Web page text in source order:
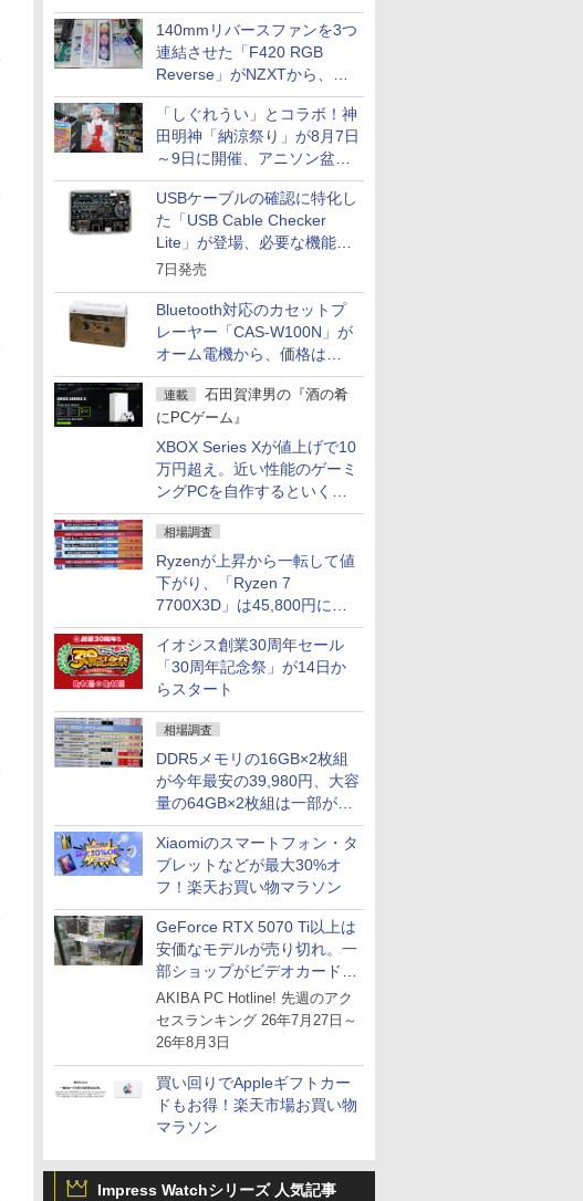
発売、計8製品
140mmリバースファンを3つ
連結させた「F420 RGB
Reverse」がNZXTから、単
一フレーム採用
「しぐれうい」とコラボ！神
田明神「納涼祭り」が8月7日
～9日に開催、アニソン盆踊
りや屋台グルメなどもあり
USBケーブルの確認に特化し
た「USB Cable Checker
Lite」が登場、必要な機能を
凝縮しコンパクトに
7日発売
Bluetooth対応のカセットプ
レーヤー「CAS-W100N」が
オーム電機から、価格は
5,940円
連載
石田賀津男の『酒の肴
にPCゲーム』
XBOX Series Xが値上げで10
万円超え。近い性能のゲーミ
ングPCを自作するといくら
になる？
相場調査
Ryzenが上昇から一転して値
下がり、「Ryzen 7
7700X3D」は45,800円に急
落し「Ryzen 7 7800X3D」
との価格逆転解消 [8月前半の
CPU価格]
イオシス創業30周年セール
「30周年記念祭」が14日か
らスタート
相場調査
DDR5メモリの16GB×2枚組
が今年最安の39,980円、大容
量の64GB×2枚組は一部が続
騰 [8月前半のメモリ価格]
Xiaomiのスマートフォン・タ
ブレットなどが最大30%オ
フ！楽天お買い物マラソン
GeForce RTX 5070 Ti以上は
安価なモデルが売り切れ。一
部ショップがビデオカードの
購入制限を実施したニュース
が注目を集める
AKIBA PC Hotline! 先週のアク
セスランキング 26年7月27日～
26年8月3日
買い回りでAppleギフトカー
ドもお得！楽天市場お買い物
マラソン
Impress Watchシリーズ 人気記事